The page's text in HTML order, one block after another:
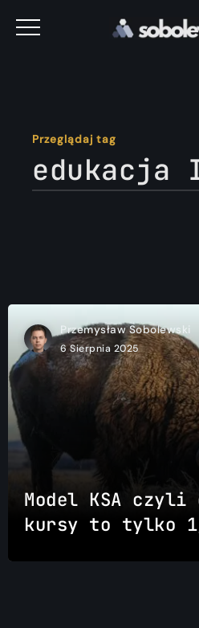
Przeglądaj tag
edukacja
Przemysław Sobolewski
6 Sierpnia 2025
Model KSA czyli
kursy to tylko